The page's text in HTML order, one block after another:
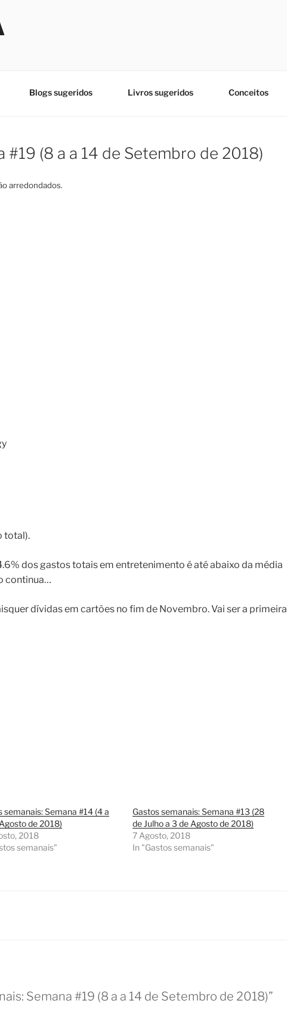
Blogs sugeridos Livros sugeridos Conceitos
#19 (8 a a 14 de Setembro de 2018)
arredondados.
total).
dos gastos totais em entretenimento é até abaixo da média
continua…
dívidas em cartões no fim de Novembro. Vai ser a primeira
semanais: Semana #14 (4 a
de 2018)
2018
semanais"
Gastos semanais: Semana #13 (28
de Julho a 3 de Agosto de 2018)
7 Agosto, 2018
In "Gastos semanais"
Semana #19 (8 a a 14 de Setembro de 2018)”